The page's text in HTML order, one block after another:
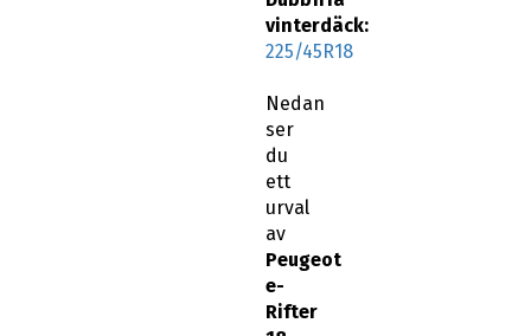
vinterdäck:
225/45R18
ser
du
ett
urval
av
Peugeot
e-
Rifter
18